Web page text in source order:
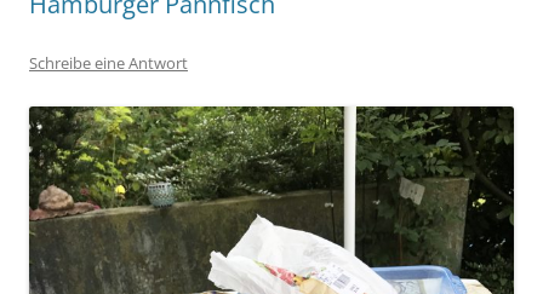
Schreibe eine Antwort